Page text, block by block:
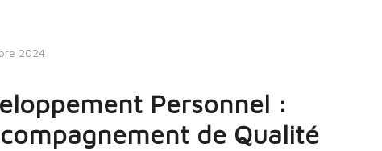
2024
Personnel :
de Qualité